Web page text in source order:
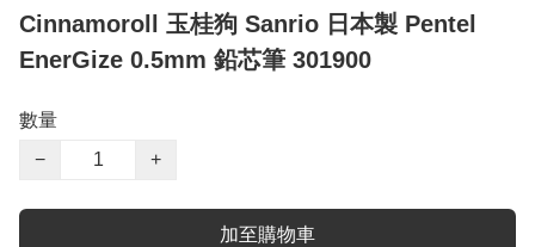
Cinnamoroll 玉桂狗 Sanrio 日本製 Pentel
EnerGize 0.5mm 鉛芯筆 301900
數量
−
+
加至購物車